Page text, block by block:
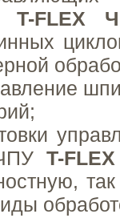
T-FLEX
T-